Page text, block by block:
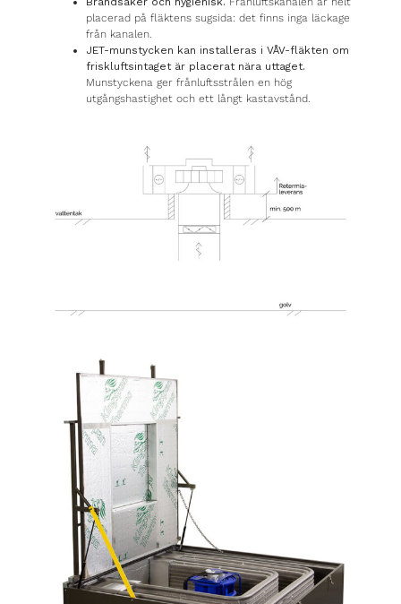
placerad på fläktens sugsida: det finns inga läckage
från kanalen.
JET-munstycken kan installeras i VÅV-fläkten om
friskluftsintaget är placerat nära uttaget.
Munstyckena ger frånluftsstrålen en hög
utgångshastighet och ett långt kastavstånd.